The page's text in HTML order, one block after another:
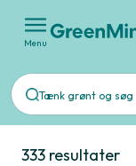
Menu
333 resultater